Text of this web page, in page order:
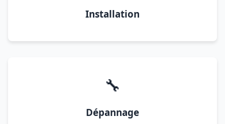
Installation
🔧
Dépannage